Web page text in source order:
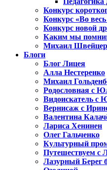
Конкурс
Конкурс «Во весь
Конкурс новой
Каким мы
Михаил Швейцер
Блоги
Блог Лицея
Алла Нестеренко
Михаил
Родословная с
Видоискатель
Вернисаж с
Валентина
Лариса Хенинен
Олег Гальченко
Культурный
Путешествуем с
Лазурный Берег